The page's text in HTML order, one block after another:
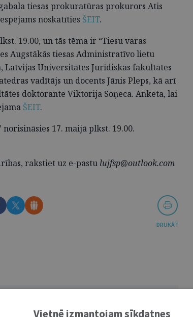
tiesas prokuratūras prokurors Atis
noskatīties ŠEIT.
19.00, un tās tēma ir “Tiesu varas
Augstākās tiesas Administratīvo lietu
Latvijas Universitātes Juridiskās fakultātes
vadītājs un docents Jānis Pleps, kā arī
doktorante Viktorija Soņeca. Anketa, lai
ŠEIT.
17. maijā plkst. 19.00.
rakstiet uz e-pastu lujfsp@outlook.com
DRUKĀT
Vietnē izmantojam sīkdatnes